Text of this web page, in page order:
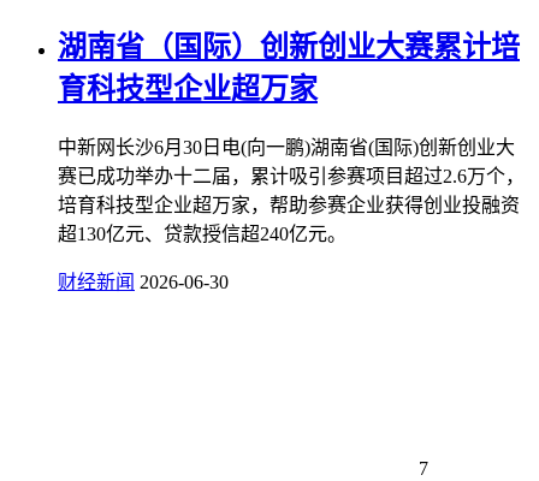
湖南省（国际）创新创业大赛累计培
育科技型企业超万家
中新网长沙6月30日电(向一鹏)湖南省(国际)创新创业大
赛已成功举办十二届，累计吸引参赛项目超过2.6万个，
培育科技型企业超万家，帮助参赛企业获得创业投融资
超130亿元、贷款授信超240亿元。
财经新闻 2026-06-30
7